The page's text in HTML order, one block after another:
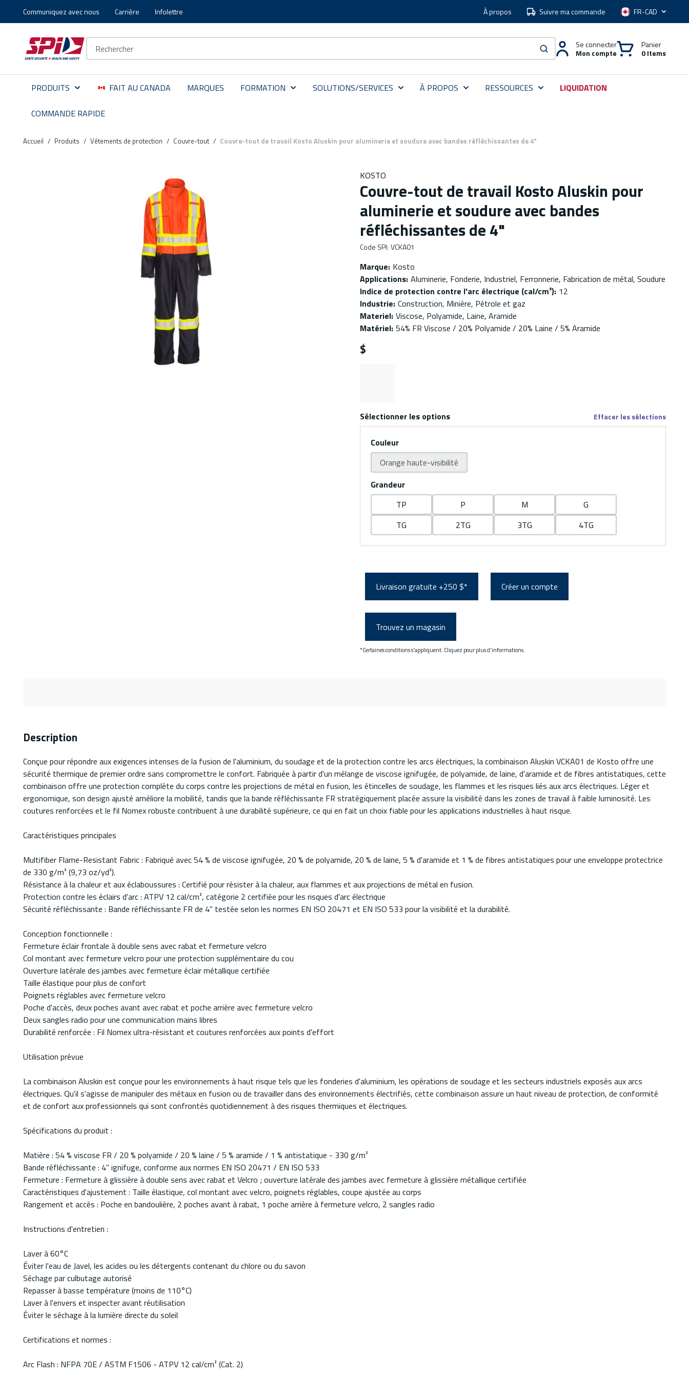
Aller au contenu principal
Skip to menu
Skip to footer
Communiquez avec nous Carrière Infolettre À propos Suivre ma commande Langue
soumettre une recherche
Se connecter
Mon compte
Panier
0 Items
PRODUITS FAIT AU CANADA MARQUES FORMATION SOLUTIONS/SERVICES À PROPOS RESSOURCES LIQUIDATION
COMMANDE RAPIDE
Accueil / Produits / Vêtements de protection / Couvre-tout / Couvre-tout de travail Kosto Aluskin pour aluminerie et soudure avec bandes réfléchissantes de 4"
KOSTO
Couvre-tout de travail Kosto Aluskin pour
aluminerie et soudure avec bandes
réfléchissantes de 4"
Code SPI: VCKA01
Marque: Kosto
Applications: Aluminerie, Fonderie, Industriel, Ferronnerie, Fabrication de métal, Soudure
Indice de protection contre l'arc électrique (cal/cm²): 12
Industrie: Construction, Minière, Pétrole et gaz
Materiel: Viscose, Polyamide, Laine, Aramide
Matériel: 54% FR Viscose / 20% Polyamide / 20% Laine / 5% Aramide
$
Sélectionner les options Effacer les sélections
Couleur
Orange haute-visibilité
Grandeur
TP
P M
G
TG
2TG 3TG 4TG
Livraison gratuite +250 $* Créer un compte
Trouvez un magasin
*Certaines conditions s'appliquent. Cliquez pour plus d'informations.
Description
Conçue pour répondre aux exigences intenses de la fusion de l'aluminium, du soudage et de la protection contre les arcs électriques, la combinaison Aluskin VCKA01 de Kosto offre une
sécurité thermique de premier ordre sans compromettre le confort. Fabriquée à partir d'un mélange de viscose ignifugée, de polyamide, de laine, d'aramide et de fibres antistatiques, cette
combinaison offre une protection complète du corps contre les projections de métal en fusion, les étincelles de soudage, les flammes et les risques liés aux arcs électriques. Léger et
ergonomique, son design ajusté améliore la mobilité, tandis que la bande réfléchissante FR stratégiquement placée assure la visibilité dans les zones de travail à faible luminosité. Les
coutures renforcées et le fil Nomex robuste contribuent à une durabilité supérieure, ce qui en fait un choix fiable pour les applications industrielles à haut risque.
Caractéristiques principales
Multifiber Flame-Resistant Fabric : Fabriqué avec 54 % de viscose ignifugée, 20 % de polyamide, 20 % de laine, 5 % d'aramide et 1 % de fibres antistatiques pour une enveloppe protectrice
de 330 g/m² (9,73 oz/yd²).
Résistance à la chaleur et aux éclaboussures : Certifié pour résister à la chaleur, aux flammes et aux projections de métal en fusion.
Protection contre les éclairs d'arc : ATPV 12 cal/cm², catégorie 2 certifiée pour les risques d'arc électrique
Sécurité réfléchissante : Bande réfléchissante FR de 4" testée selon les normes EN ISO 20471 et EN ISO 533 pour la visibilité et la durabilité.
Conception fonctionnelle :
Fermeture éclair frontale à double sens avec rabat et fermeture velcro
Col montant avec fermeture velcro pour une protection supplémentaire du cou
Ouverture latérale des jambes avec fermeture éclair métallique certifiée
Taille élastique pour plus de confort
Poignets réglables avec fermeture velcro
Poche d'accès, deux poches avant avec rabat et poche arrière avec fermeture velcro
Deux sangles radio pour une communication mains libres
Durabilité renforcée : Fil Nomex ultra-résistant et coutures renforcées aux points d'effort
Utilisation prévue
La combinaison Aluskin est conçue pour les environnements à haut risque tels que les fonderies d'aluminium, les opérations de soudage et les secteurs industriels exposés aux arcs
électriques. Qu'il s'agisse de manipuler des métaux en fusion ou de travailler dans des environnements électrifiés, cette combinaison assure un haut niveau de protection, de conformité
et de confort aux professionnels qui sont confrontés quotidiennement à des risques thermiques et électriques.
Spécifications du produit :
Matière : 54 % viscose FR / 20 % polyamide / 20 % laine / 5 % aramide / 1 % antistatique - 330 g/m²
Bande réfléchissante : 4" ignifuge, conforme aux normes EN ISO 20471 / EN ISO 533
Fermeture : Fermeture à glissière à double sens avec rabat et Velcro ; ouverture latérale des jambes avec fermeture à glissière métallique certifiée
Caractéristiques d'ajustement : Taille élastique, col montant avec velcro, poignets réglables, coupe ajustée au corps
Rangement et accès : Poche en bandoulière, 2 poches avant à rabat, 1 poche arrière à fermeture velcro, 2 sangles radio
Instructions d'entretien :
Laver à 60°C
Éviter l'eau de Javel, les acides ou les détergents contenant du chlore ou du savon
Séchage par culbutage autorisé
Repasser à basse température (moins de 110°C)
Laver à l'envers et inspecter avant réutilisation
Éviter le séchage à la lumière directe du soleil
Certifications et normes :
Arc Flash : NFPA 70E / ASTM F1506 - ATPV 12 cal/cm² (Cat. 2)